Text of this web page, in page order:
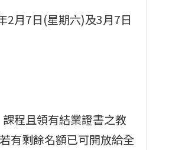
2月7日(星期六)及3月7日
程且領有結業證書之教
有剩餘名額已可開放給全